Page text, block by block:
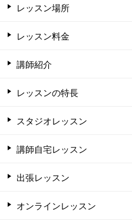
レッスン場所
レッスン料金
講師紹介
レッスンの特長
スタジオレッスン
講師自宅レッスン
出張レッスン
オンラインレッスン